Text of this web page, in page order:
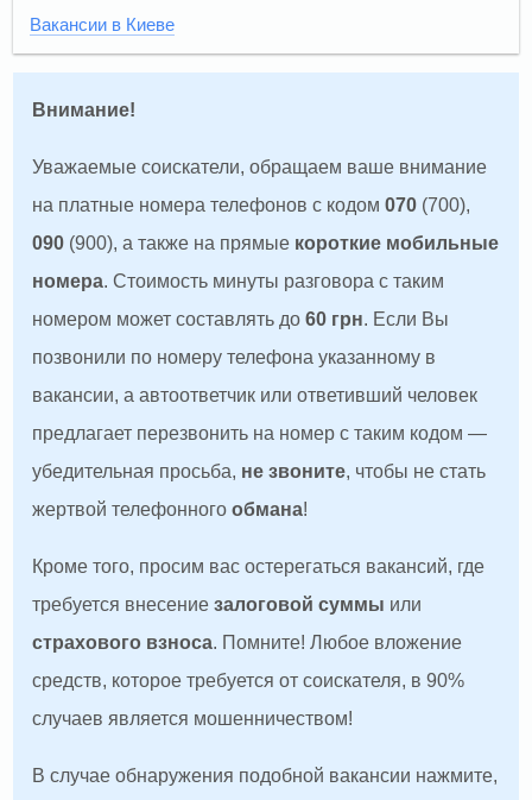
Вакансии в Киеве
Внимание!
Уважаемые соискатели, обращаем ваше внимание
на платные номера телефонов с кодом070 (700),
090 (900), а также на прямые короткие мобильные
номера. Стоимость минуты разговора с таким
номером может составлять до60 грн. Если Вы
позвонили по номеру телефона указанному в
вакансии, а автоответчик или ответивший человек
предлагает перезвонить на номер с таким кодом —
убедительная просьба, не звоните, чтобы не стать
жертвой телефонногообмана!
Кроме того, просим вас остерегаться вакансий, где
требуется внесениезалоговой суммы или
страхового взноса. Помните! Любое вложение
средств, которое требуется от соискателя, в 90%
случаев является мошенничеством!
В случае обнаружения подобной вакансии нажмите,